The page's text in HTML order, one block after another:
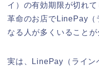
イ）の有効期限が切れ
革命のお店でLinePay（
なる人が多くいることが
実は、LinePay（ライン